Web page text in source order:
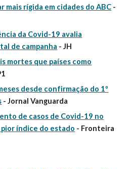
mais rígida em cidades do ABC -
da Covid-19 avalia
de campanha - JH
mortes que países como
desde confirmação do 1º
- Jornal Vanguarda
de casos de Covid-19 no
índice do estado - Fronteira